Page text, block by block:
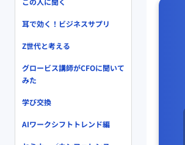
耳で効く！ビジネスサプリ
Z世代と考える
グロービス講師がCFOに聞いて
みた
学び交換
AIワークシフトトレンド編